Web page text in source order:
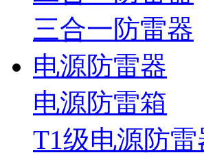
三合一防雷器
电源防雷器
电源防雷箱
T1级电源防雷